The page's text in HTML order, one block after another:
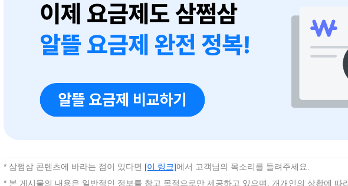
* 삼쩜삼 콘텐츠에 바라는 점이 있다면 [이 링크] 에서 고객님의 목소리를 들려주세요.
* 본 게시물의 내용은 일반적인 정보를 참고 목적으로만 제공하고 있으며, 개개인의 상황에 따